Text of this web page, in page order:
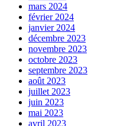
mars 2024
février 2024
janvier 2024
décembre 2023
novembre 2023
octobre 2023
septembre 2023
août 2023
juillet 2023
juin 2023
mai 2023
avril 2023